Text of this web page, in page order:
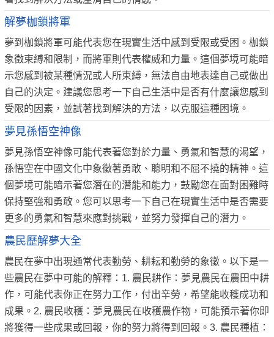
解夢枷鎖將軍
夢到枷鎖將軍可能代表您在現實生活中感到受限或受困。枷鎖
象徵束縛和限制，而將軍則代表權威和力量。這個夢境可能暗
示您感到被某種情況或人所束縛，無法自由地表達自己或做出
自己的決定。建議您思考一下自己生活中是否有什麼讓您感到
受限的因素，並試著找到解決的方法，以克服這種困境。
夢見孫悟空神像
夢見孫悟空神像可能代表著您對於力量、勇氣和智慧的渴望，
孫悟空在中國文化中象徵著勇敢、聰明和不屈不撓的精神。這
個夢境可能暗示著您潛在的潛能和能力，鼓勵您在面對困難時
保持堅強和勇敢。您可以思考一下自己在現實生活中是否需要
更多的勇氣和智慧來應對挑戰，並努力發揮自己的潛力。
農民歷解夢大全
農民在夢中出現通常代表勤勞、耕耘和勤勞的象徵。以下是一
些農民在夢中可能的解釋：1. 農民耕作：夢見農民在農田中耕
作，可能代表你正在努力工作，付出辛勞，希望能收穫成功和
成果。2. 農民收穫：夢見農民在收穫農作物，可能預示著你即
將獲得一些成果或回報，你的努力將得到回報。3. 農民種植：